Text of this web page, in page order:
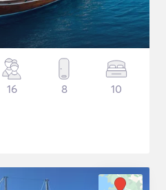
16 8 10